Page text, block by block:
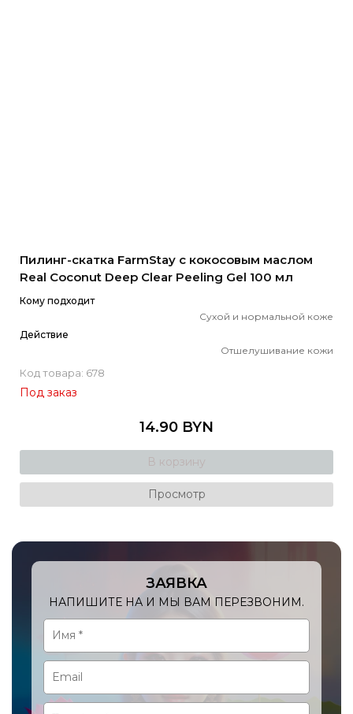
Пилинг-скатка FarmStay с кокосовым маслом
Real Coconut Deep Clear Peeling Gel 100 мл
Кому подходит
Сухой и нормальной коже
Действие
Отшелушивание кожи
Код товара: 678
Под заказ
14.90 BYN
В корзину
Просмотр
ЗАЯВКА
НАПИШИТЕ НА И МЫ ВАМ ПЕРЕЗВОНИМ.